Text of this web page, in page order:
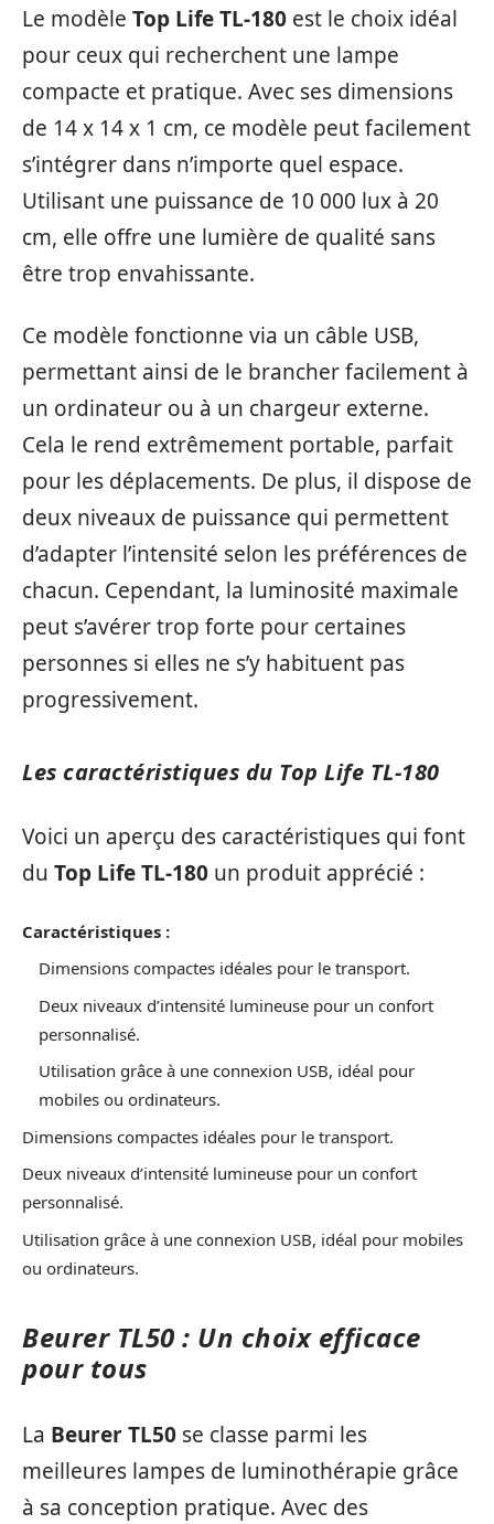
Le modèle Top Life TL-180 est le choix idéal
pour ceux qui recherchent une lampe
compacte et pratique. Avec ses dimensions
de 14 x 14 x 1 cm, ce modèle peut facilement
s’intégrer dans n’importe quel espace.
Utilisant une puissance de 10 000 lux à 20
cm, elle offre une lumière de qualité sans
être trop envahissante.
Ce modèle fonctionne via un câble USB,
permettant ainsi de le brancher facilement à
un ordinateur ou à un chargeur externe.
Cela le rend extrêmement portable, parfait
pour les déplacements. De plus, il dispose de
deux niveaux de puissance qui permettent
d’adapter l’intensité selon les préférences de
chacun. Cependant, la luminosité maximale
peut s’avérer trop forte pour certaines
personnes si elles ne s’y habituent pas
progressivement.
Les caractéristiques du Top Life TL-180
Voici un aperçu des caractéristiques qui font
du Top Life TL-180 un produit apprécié :
Caractéristiques :
Dimensions compactes idéales pour le transport.
Deux niveaux d’intensité lumineuse pour un confort
personnalisé.
Utilisation grâce à une connexion USB, idéal pour
mobiles ou ordinateurs.
Dimensions compactes idéales pour le transport.
Deux niveaux d’intensité lumineuse pour un confort
personnalisé.
Utilisation grâce à une connexion USB, idéal pour mobiles
ou ordinateurs.
Beurer TL50 : Un choix efficace
pour tous
La Beurer TL50 se classe parmi les
meilleures lampes de luminothérapie grâce
à sa conception pratique. Avec des